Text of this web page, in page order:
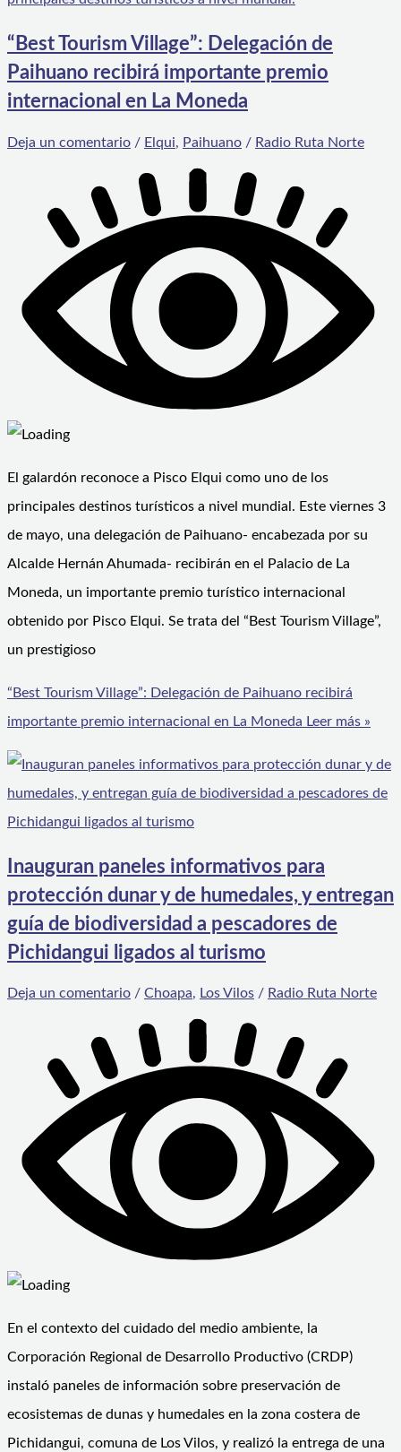
“Best Tourism Village”: Delegación de
Paihuano recibirá importante premio
internacional en La Moneda
Deja un comentario / Elqui, Paihuano / Radio Ruta Norte
El galardón reconoce a Pisco Elqui como uno de los
principales destinos turísticos a nivel mundial. Este viernes 3
de mayo, una delegación de Paihuano- encabezada por su
Alcalde Hernán Ahumada- recibirán en el Palacio de La
Moneda, un importante premio turístico internacional
obtenido por Pisco Elqui. Se trata del “Best Tourism Village”,
un prestigioso
“Best Tourism Village”: Delegación de Paihuano recibirá
importante premio internacional en La Moneda Leer más »
Inauguran paneles informativos para
protección dunar y de humedales, y entregan
guía de biodiversidad a pescadores de
Pichidangui ligados al turismo
Deja un comentario / Choapa, Los Vilos / Radio Ruta Norte
En el contexto del cuidado del medio ambiente, la
Corporación Regional de Desarrollo Productivo (CRDP)
instaló paneles de información sobre preservación de
ecosistemas de dunas y humedales en la zona costera de
Pichidangui, comuna de Los Vilos, y realizó la entrega de una